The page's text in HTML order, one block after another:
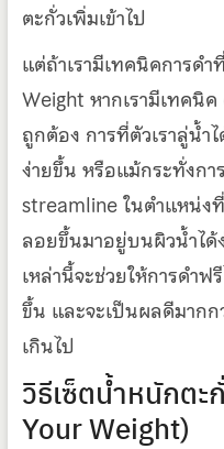
ตะกั่วเพิ่มเข้าไป
แต่ถ้าเรามีเทคนิคการด
Weight หากเรามีเทคนิ
ถูกต้อง การที่ตัวเราลู่น้ำ
ง่ายขึ้น หรือแม้กระทั่งกา
streamline ในตำแหน่ง
ลอยขึ้นมาอยู่บนผิวน้ำได้
เหล่านี้จะช่วยให้การดำ
ขึ้น และจะเป็นผลดีมาก
เกินไป
วิธีเซ็ตน้ำหนักตะ
Your Weight)